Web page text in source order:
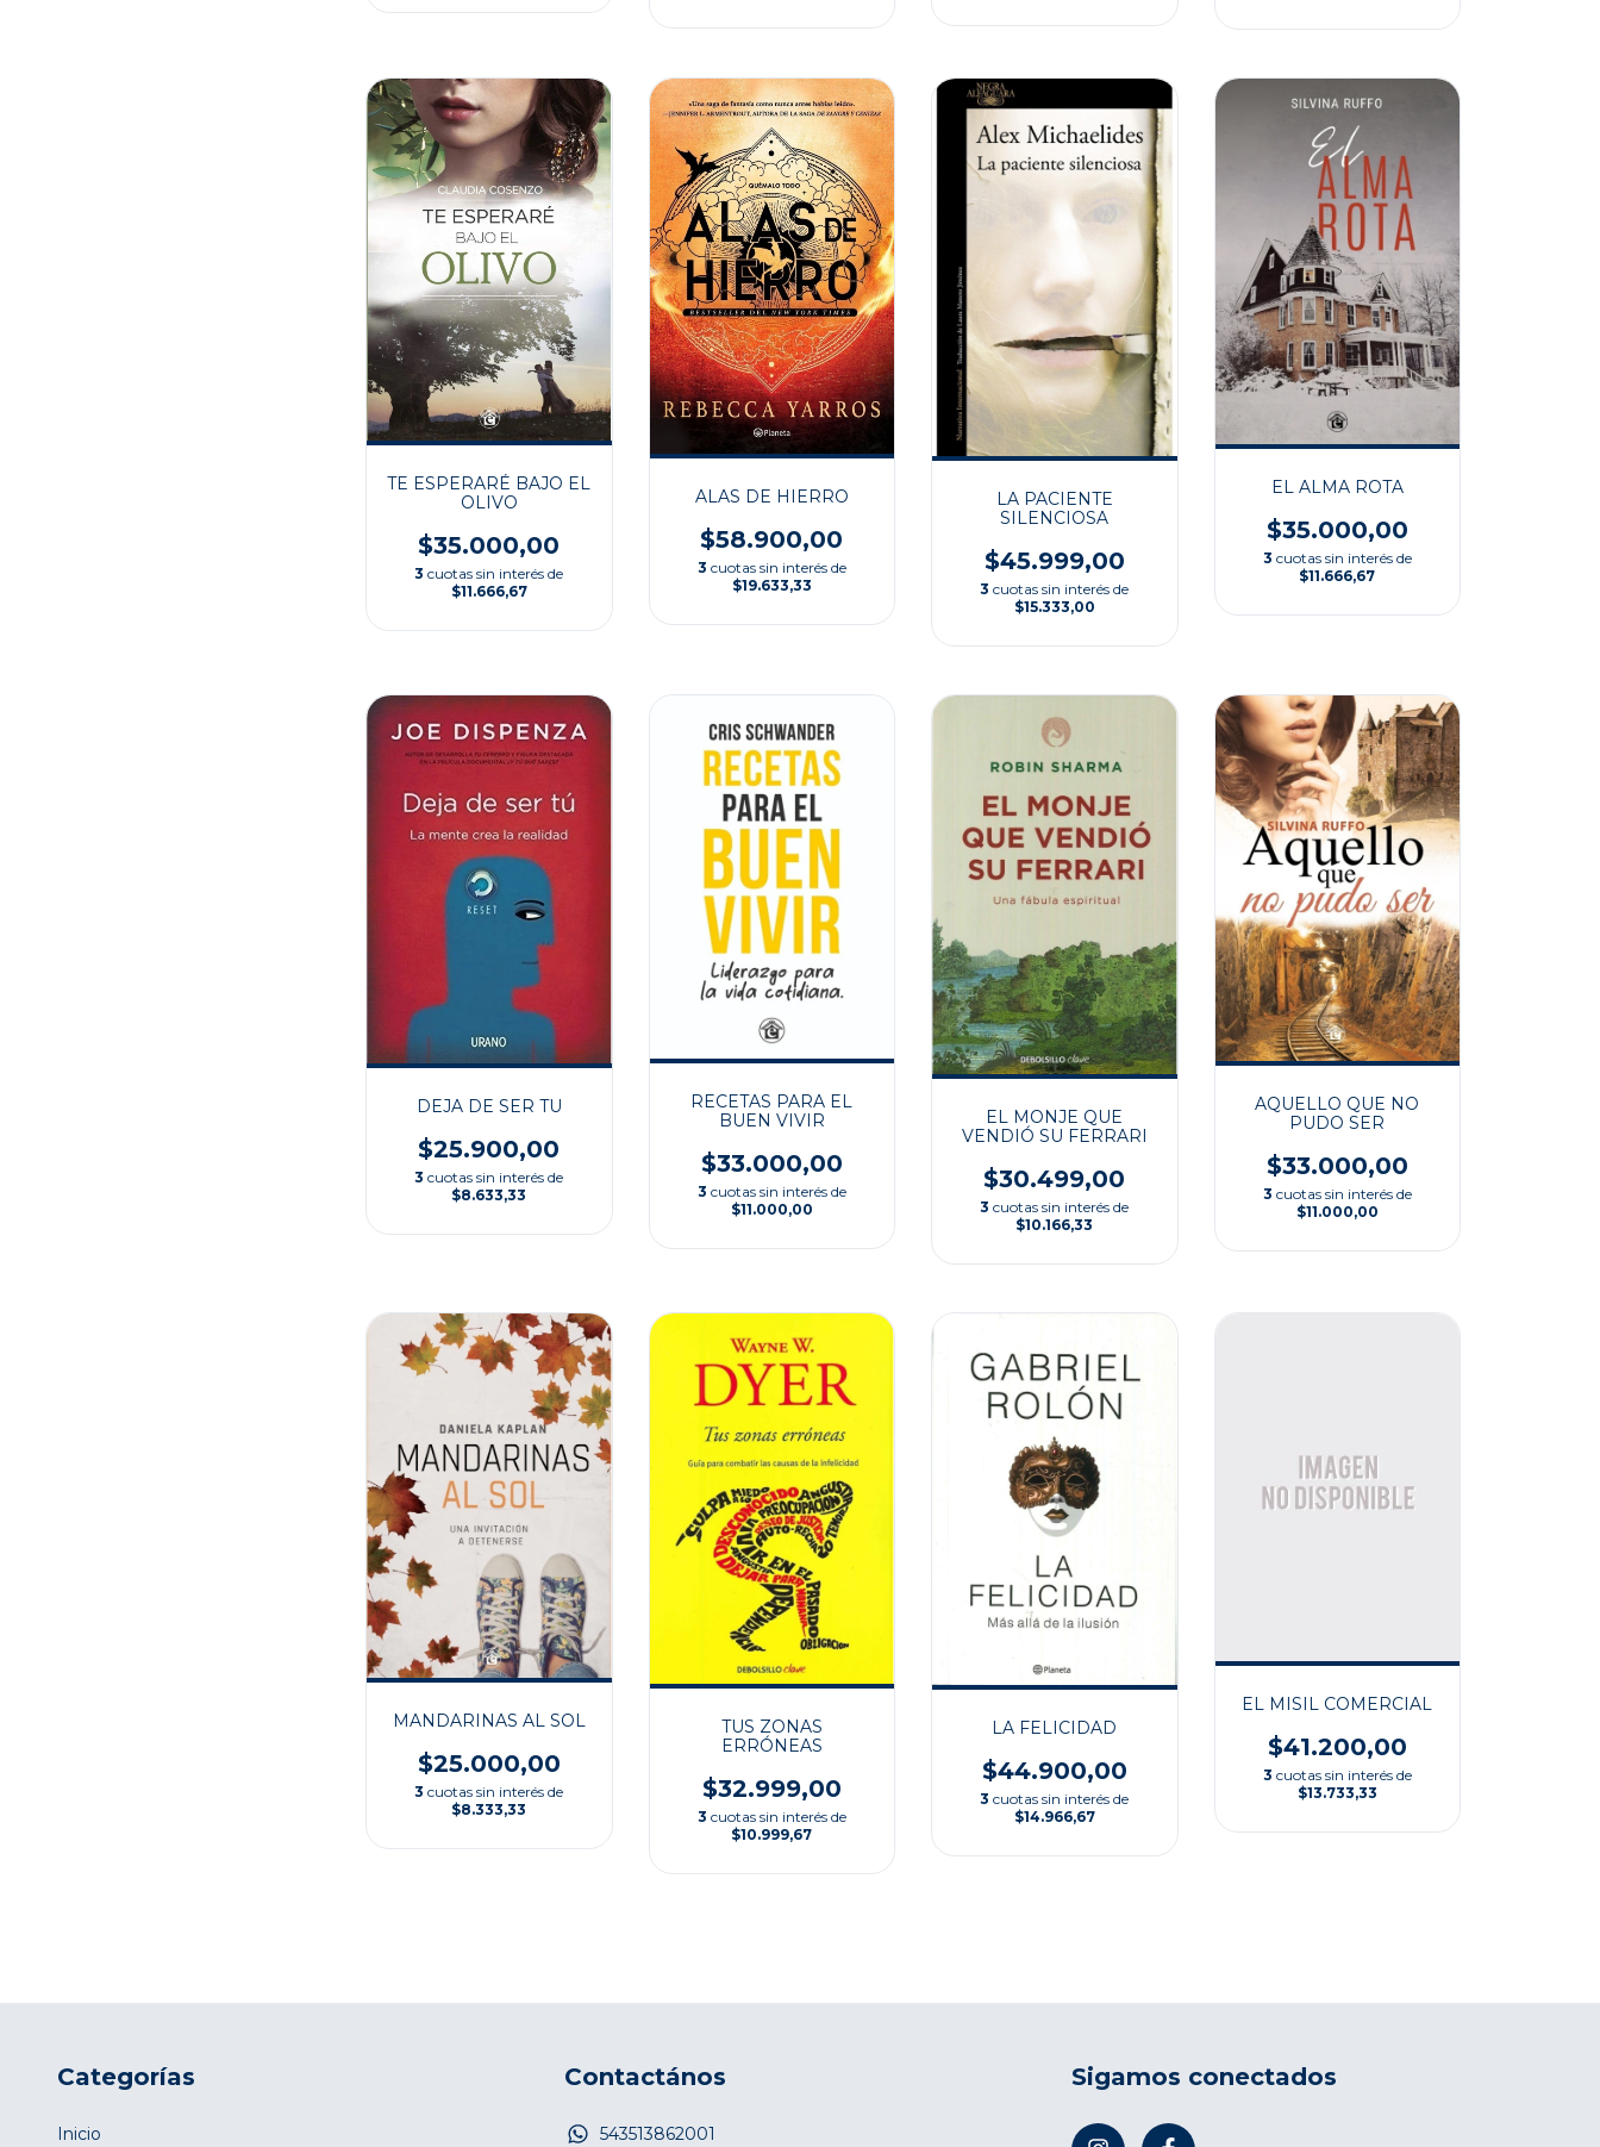
TE ESPERARÉ BAJO EL
OLIVO
$35.000,00
3 cuotas sin interés de
$11.666,67
ALAS DE HIERRO
$58.900,00
3 cuotas sin interés de
$19.633,33
LA PACIENTE
SILENCIOSA
$45.999,00
3 cuotas sin interés de
$15.333,00
EL ALMA ROTA
$35.000,00
3 cuotas sin interés de
$11.666,67
DEJA DE SER TU
$25.900,00
3 cuotas sin interés de
$8.633,33
RECETAS PARA EL
BUEN VIVIR
$33.000,00
3 cuotas sin interés de
$11.000,00
EL MONJE QUE
VENDIÓ SU FERRARI
$30.499,00
3 cuotas sin interés de
$10.166,33
AQUELLO QUE NO
PUDO SER
$33.000,00
3 cuotas sin interés de
$11.000,00
MANDARINAS AL SOL
$25.000,00
3 cuotas sin interés de
$8.333,33
TUS ZONAS
ERRÓNEAS
$32.999,00
3 cuotas sin interés de
$10.999,67
LA FELICIDAD
$44.900,00
3 cuotas sin interés de
$14.966,67
EL MISIL COMERCIAL
$41.200,00
3 cuotas sin interés de
$13.733,33
Categorías
Inicio
Contactános
543513862001
Sigamos conectados